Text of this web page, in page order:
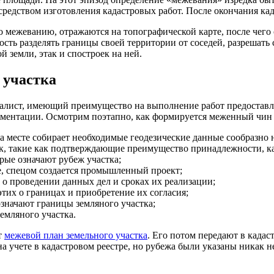
изготовления кадастровых работ. После окончания
отражаются на топографической карте, после
разделять границы своей территории от соседей,
земли, этак и спостроек на ней.
имеющий преимущество на выполнение работ
Осмотрим поэтапно, как формируется меженный чин
собирает необходимые геодезические данные сообразно
такие как подтверждающие преимущество принадлежности,
означают рубеж участка;
спецом создается промышленный проект;
проведении данных дел и сроках их реализации;
о границах и приобретение их согласия;
границы земляного участка;
участка.
межевой план земельного участка. Его потом передают в
учете в кадастровом реестре, но рубежа были указаны никак